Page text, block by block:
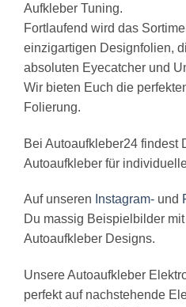
Aufkleber Tuning.
Fortlaufend wird das
einzigartigen Designfolien,
absoluten Eyecatcher und
Wir bieten Euch die
Folierung.
Bei Autoaufkleber24 findest
Autoaufkleber für
Auf unseren Instagram- und
Du massig Beispielbilder
Autoaufkleber Designs.
Unsere Autoaufkleber
perfekt auf nachstehende